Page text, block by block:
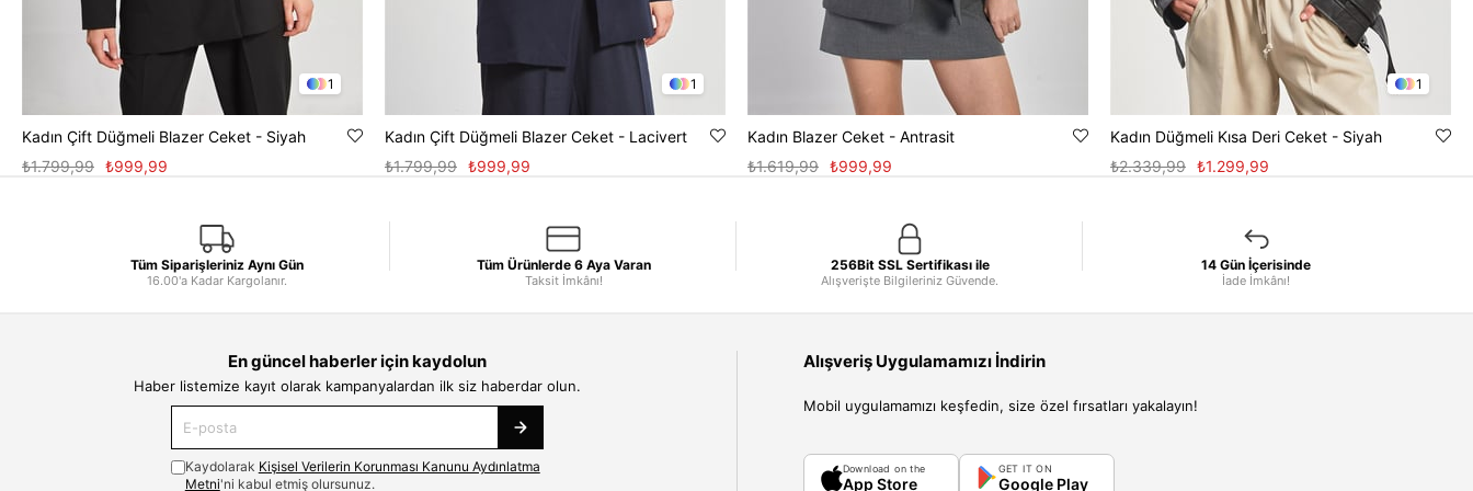
1
Kadın Çift Düğmeli Blazer Ceket - Siyah
₺999,99
₺1.799,99
1
Kadın Çift Düğmeli Blazer Ceket - Lacivert
₺999,99
₺1.799,99
Kadın Blazer Ceket - Antrasit
₺999,99
₺1.619,99
1
Kadın Düğmeli Kısa Deri Ceket - Siyah
₺1.299,99
₺2.339,99
Tüm Siparişleriniz Aynı Gün
16.00'a Kadar Kargolanır.
Tüm Ürünlerde 6 Aya Varan
Taksit İmkânı!
256Bit SSL Sertifikası ile
Alışverişte Bilgileriniz Güvende.
14 Gün İçerisinde
İade İmkânı!
En güncel haberler için kaydolun
Haber listemize kayıt olarak kampanyalardan ilk siz haberdar olun.
Kaydolarak Kişisel Verilerin Korunması Kanunu Aydınlatma
Metni'ni kabul etmiş olursunuz.
Alışveriş Uygulamamızı İndirin
Mobil uygulamamızı keşfedin, size özel fırsatları yakalayın!
Download on the
App Store
GET IT ON
Google Play